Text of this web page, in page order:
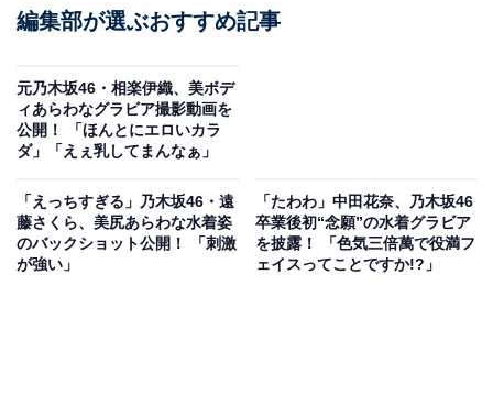
編集部が選ぶおすすめ記事
元乃木坂46・相楽伊織、美ボデ
ィあらわなグラビア撮影動画を
公開！ 「ほんとにエロいカラ
ダ」「えぇ乳してまんなぁ」
「えっちすぎる」乃木坂46・遠
藤さくら、美尻あらわな水着姿
のバックショット公開！ 「刺激
が強い」
「たわわ」中田花奈、乃木坂46
卒業後初“念願”の水着グラビア
を披露！ 「色気三倍萬で役満フ
ェイスってことですか!?」